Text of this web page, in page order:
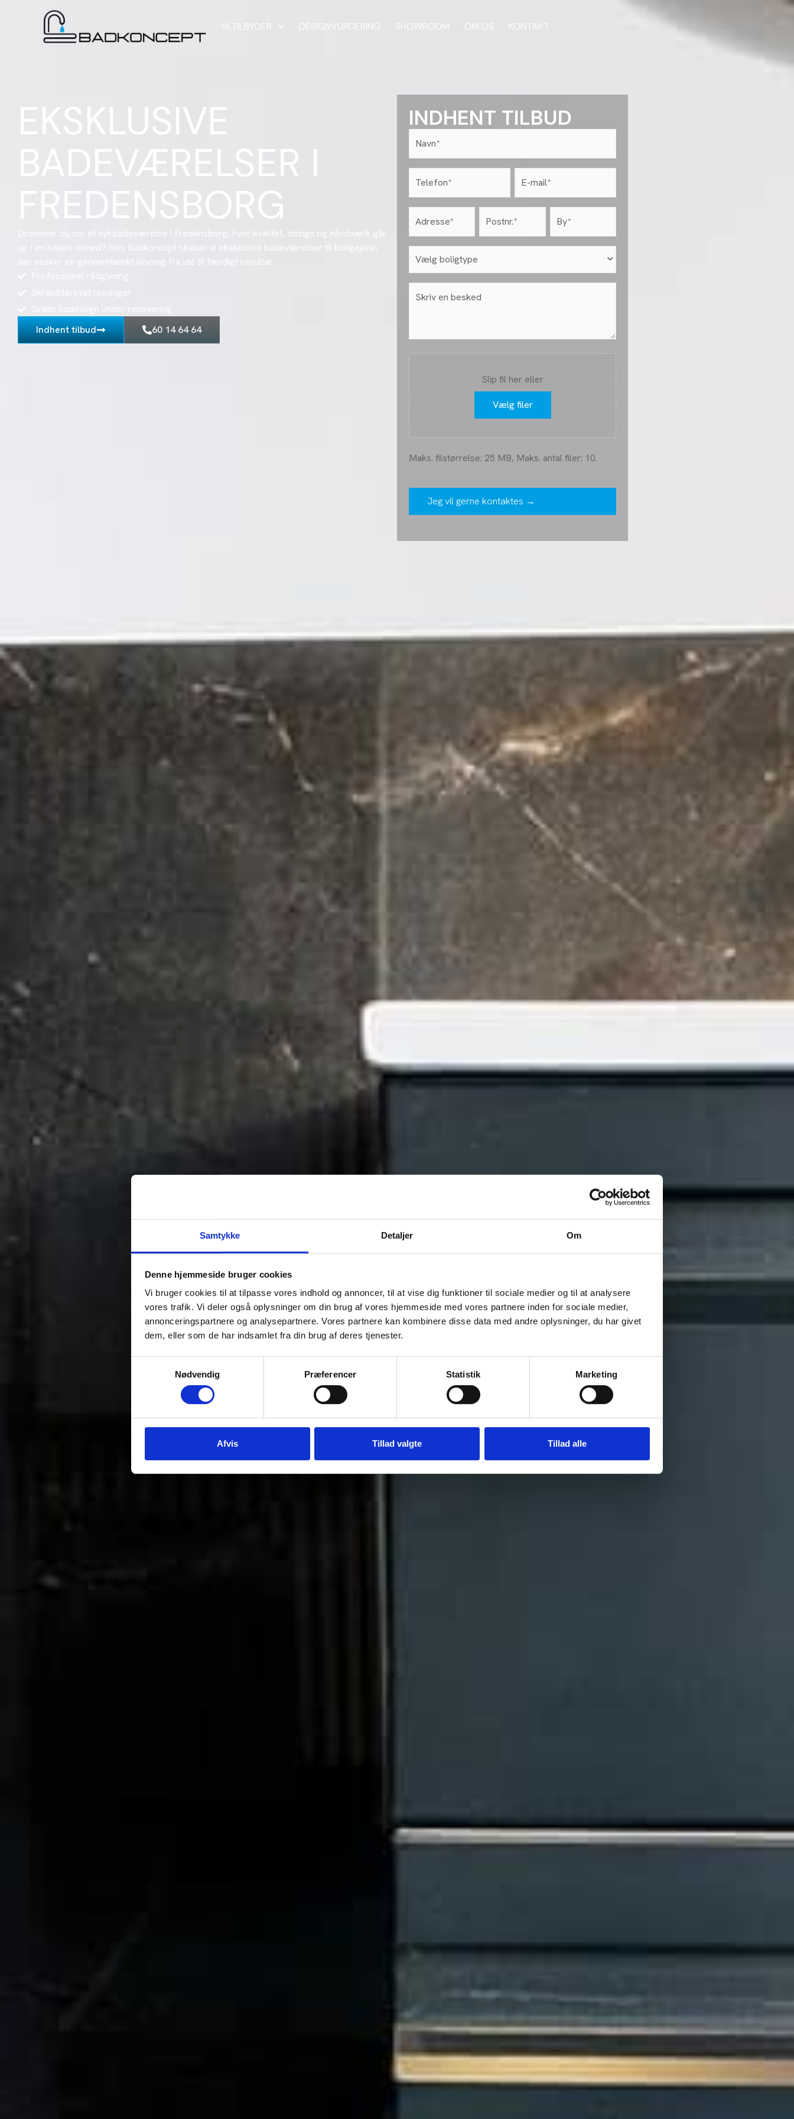
Samtykke Detaljer Om
Denne hjemmeside bruger cookies
Vi bruger cookies til at tilpasse vores indhold og annoncer, til at vise dig funktioner til sociale medier og til at analysere
vores trafik. Vi deler også oplysninger om din brug af vores hjemmeside med vores partnere inden for sociale medier,
annonceringspartnere og analysepartnere. Vores partnere kan kombinere disse data med andre oplysninger, du har givet
dem, eller som de har indsamlet fra din brug af deres tjenester.
Nødvendig
Præferencer Statistik Marketing
Afvis Tillad valgte Tillad alle
VI TILBYDER DESIGNVURDERING SHOWROOM OM OS KONTAKT
EKSKLUSIVE
BADEVÆRELSER I
FREDENSBORG
Drømmer du om et nyt badeværelse i Fredensborg, hvor kvalitet, design og håndværk går
op i en højere enhed? Hos Badkoncept skaber vi eksklusive badeværelser til boligejere,
der ønsker en gennemtænkt løsning fra idé til færdigt resultat.
Indhent tilbud
60 14 64 64
INDHENT TILBUD
Navn*
(Påkrævet)
Telefon
(Påkrævet)
E-
mail
Adresse
(Påkrævet)
postnr
(Påkrævet)
by
(Påkrævet)
Vælg
boligtype
Besked
Fil
Slip fil her eller
Vælg filer
Maks. filstørrelse: 25 MB, Maks. antal filer: 10.